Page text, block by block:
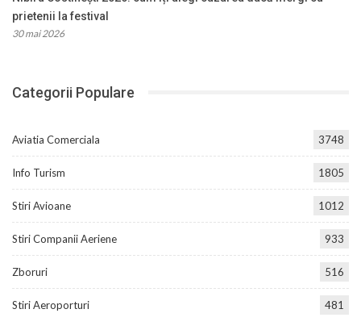
prietenii la festival
30 mai 2026
Categorii Populare
Aviatia Comerciala 3748
Info Turism 1805
Stiri Avioane 1012
Stiri Companii Aeriene 933
Zboruri 516
Stiri Aeroporturi 481